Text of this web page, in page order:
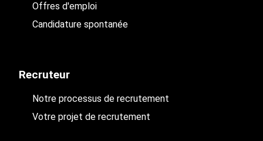
Offres d'emploi
Candidature spontanée
Recruteur
Notre processus de recrutement
Votre projet de recrutement